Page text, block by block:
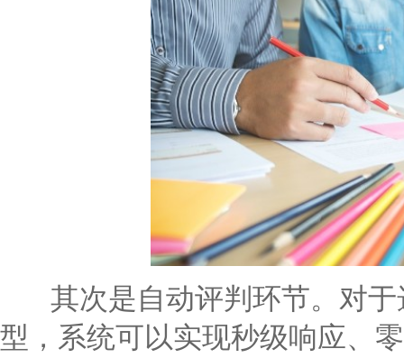
其次是自动评判环节。对于
型，系统可以实现秒级响应、